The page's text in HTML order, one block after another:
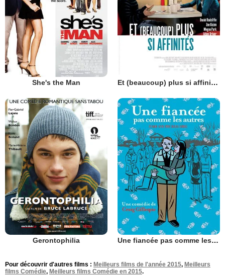
She's the Man Et (beaucoup) plus si affinités
Gerontophilia Une fiancée pas comme les autres
Pour découvrir d'autres films : Meilleurs films de l'année 2015, Meilleurs
films Comédie, Meilleurs films Comédie en 2015.